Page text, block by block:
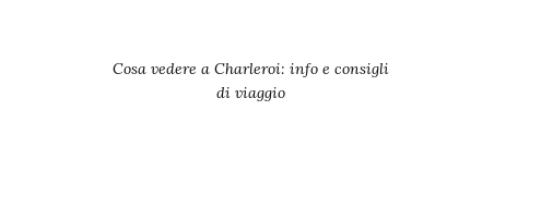
Cosa vedere a Charleroi: info e consigli
di viaggio